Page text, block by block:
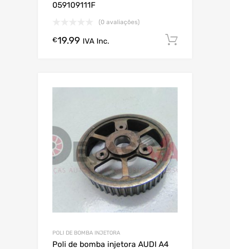
059109111F
(0 avaliações)
€19.99 IVA Inc.
POLI DE BOMBA INJETORA
Poli de bomba injetora AUDI A4